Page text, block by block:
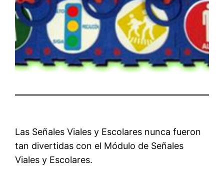
Las Señales Viales y Escolares nunca fueron
tan divertidas con el Módulo de Señales
Viales y Escolares.